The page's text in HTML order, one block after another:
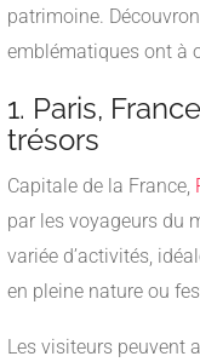
patrimoine.
emblématiques ont à
1. Paris,
trésors
Capitale de la France,
par les voyageurs du
variée d’activités,
en pleine nature ou
Les visiteurs peuvent